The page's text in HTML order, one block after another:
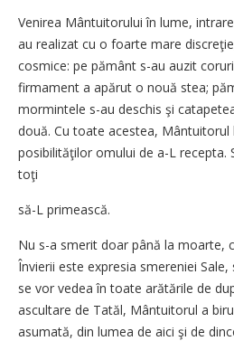
Venirea Mântuitorului în lume,
au realizat cu o foarte mare
cosmice: pe pământ s-au auzit
firmament a apărut o nouă stea;
mormintele s-au deschis şi
două. Cu toate acestea,
posibilităţilor omului de a-L recepta.
toţi
să-L primească.
Nu s-a smerit doar până la moarte,
Învierii este expresia smereniei
se vor vedea în toate arătările de
ascultare de Tatăl, Mântuitorul a
asumată, din lumea de aici şi de